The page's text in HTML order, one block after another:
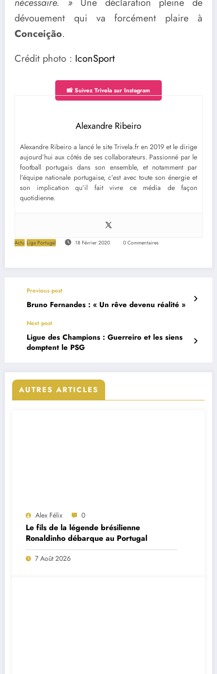
dévouement qui va forcément plaire à
Conceição.
Crédit photo : IconSport
📸 Suivez Trivela sur Instagram
Alexandre Ribeiro
Alexandre Ribeiro a lancé le site Trivela.fr en 2019 et le dirige
aujourd’hui aux côtés de ses collaborateurs. Passionné par le
football portugais dans son ensemble, et notamment par
l’équipe nationale portugaise, c’est avec toute son énergie et
son implication qu’il fait vivre ce média de façon
quotidienne.
Actu Liga Portugal 18 Février 2020 0 Commentaires
Previous post
Bruno Fernandes : « Un rêve devenu réalité »
Next post
Ligue des Champions : Guerreiro et les siens
domptent le PSG
AUTRES ARTICLES
Alex Félix 0
Le fils de la légende brésilienne
Ronaldinho débarque au Portugal
7 Août 2026